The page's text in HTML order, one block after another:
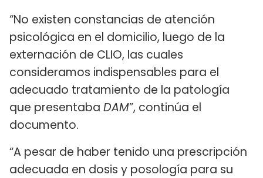
“No existen constancias de atención
psicológica en el domicilio, luego de la
externación de CLIO, las cuales
consideramos indispensables para el
adecuado tratamiento de la patología
que presentaba DAM”, continúa el
documento.
“A pesar de haber tenido una prescripción
adecuada en dosis y posología para su